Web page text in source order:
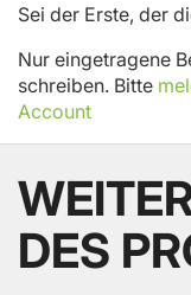
Sei der Erste, der
Nur eingetragene
schreiben. Bitte
Account
DES